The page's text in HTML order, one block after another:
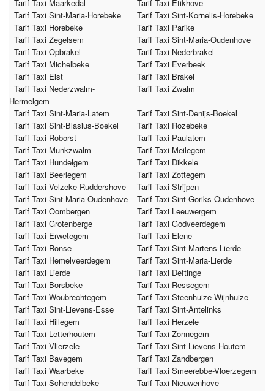
Tarif Taxi Maarkedal
Tarif Taxi Etikhove
Tarif Taxi Sint-Maria-Horebeke
Tarif Taxi Sint-Kornelis-Horebeke
Tarif Taxi Horebeke
Tarif Taxi Parike
Tarif Taxi Zegelsem
Tarif Taxi Sint-Maria-Oudenhove
Tarif Taxi Opbrakel
Tarif Taxi Nederbrakel
Tarif Taxi Michelbeke
Tarif Taxi Everbeek
Tarif Taxi Elst
Tarif Taxi Brakel
Tarif Taxi Nederzwalm-
Hermelgem
Tarif Taxi Zwalm
Tarif Taxi Sint-Maria-Latem
Tarif Taxi Sint-Denijs-Boekel
Tarif Taxi Sint-Blasius-Boekel
Tarif Taxi Rozebeke
Tarif Taxi Roborst
Tarif Taxi Paulatem
Tarif Taxi Munkzwalm
Tarif Taxi Meilegem
Tarif Taxi Hundelgem
Tarif Taxi Dikkele
Tarif Taxi Beerlegem
Tarif Taxi Zottegem
Tarif Taxi Velzeke-Ruddershove
Tarif Taxi Strijpen
Tarif Taxi Sint-Maria-Oudenhove
Tarif Taxi Sint-Goriks-Oudenhove
Tarif Taxi Oombergen
Tarif Taxi Leeuwergem
Tarif Taxi Grotenberge
Tarif Taxi Godveerdegem
Tarif Taxi Erwetegem
Tarif Taxi Elene
Tarif Taxi Ronse
Tarif Taxi Sint-Martens-Lierde
Tarif Taxi Hemelveerdegem
Tarif Taxi Sint-Maria-Lierde
Tarif Taxi Lierde
Tarif Taxi Deftinge
Tarif Taxi Borsbeke
Tarif Taxi Ressegem
Tarif Taxi Woubrechtegem
Tarif Taxi Steenhuize-Wijnhuize
Tarif Taxi Sint-Lievens-Esse
Tarif Taxi Sint-Antelinks
Tarif Taxi Hillegem
Tarif Taxi Herzele
Tarif Taxi Letterhoutem
Tarif Taxi Zonnegem
Tarif Taxi Vlierzele
Tarif Taxi Sint-Lievens-Houtem
Tarif Taxi Bavegem
Tarif Taxi Zandbergen
Tarif Taxi Waarbeke
Tarif Taxi Smeerebbe-Vloerzegem
Tarif Taxi Schendelbeke
Tarif Taxi Nieuwenhove